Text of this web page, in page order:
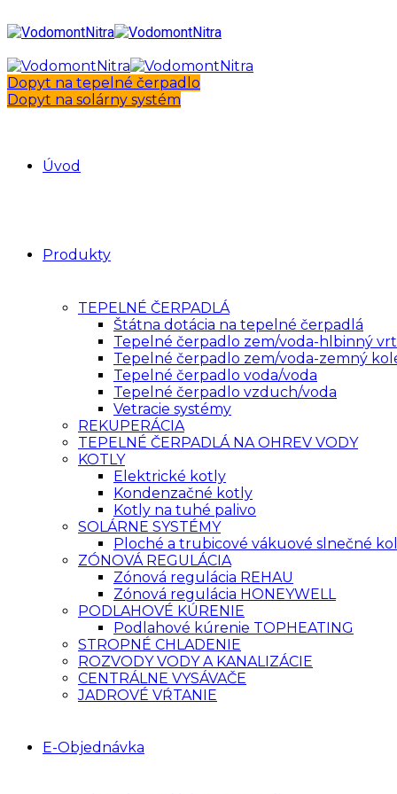
Dopyt na tepelné čerpadlo
Dopyt na solárny systém
Úvod
Produkty
TEPELNÉ ČERPADLÁ
Štátna dotácia na tepelné čerpadlá
Tepelné čerpadlo zem/voda-hlbinný vrt
Tepelné čerpadlo zem/voda-zemný
Tepelné čerpadlo voda/voda
Tepelné čerpadlo vzduch/voda
Vetracie systémy
REKUPERÁCIA
TEPELNÉ ČERPADLÁ NA OHREV VODY
KOTLY
Elektrické kotly
Kondenzačné kotly
Kotly na tuhé palivo
SOLÁRNE SYSTÉMY
Ploché a trubicové vákuové slnečné
ZÓNOVÁ REGULÁCIA
Zónová regulácia REHAU
Zónová regulácia HONEYWELL
PODLAHOVÉ KÚRENIE
Podlahové kúrenie TOPHEATING
STROPNÉ CHLADENIE
ROZVODY VODY A KANALIZÁCIE
CENTRÁLNE VYSÁVAČE
JADROVÉ VŔTANIE
E-Objednávka